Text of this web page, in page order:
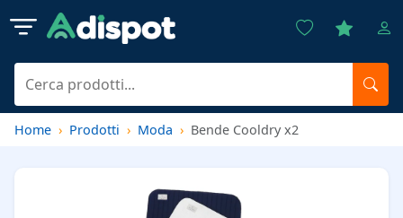
Home Prodotti Moda Bende Cooldry x2